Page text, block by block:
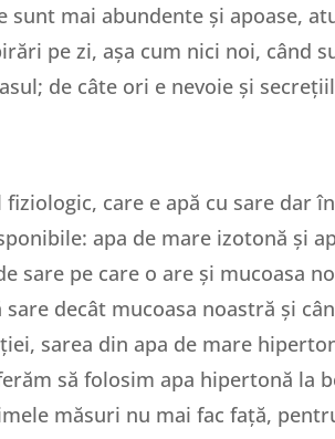
sunt mai abundente și apoase,
pe zi, așa cum nici noi, când
de câte ori e nevoie și
fiziologic, care e apă cu sare dar
apa de mare izotonă și
sare pe care o are și mucoasa
decât mucoasa noastră și
sarea din apa de mare
să folosim apa hipertonă la
măsuri nu mai fac față,